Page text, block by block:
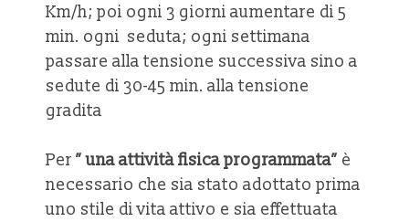
Km/h; poi ogni 3 giorni aumentare di 5
min. ogni seduta; ogni settimana
passare alla tensione successiva sino a
sedute di 30-45 min. alla tensione
gradita
Per ” una attività fisica programmata” è
necessario che sia stato adottato prima
uno stile di vita attivo e sia effettuata